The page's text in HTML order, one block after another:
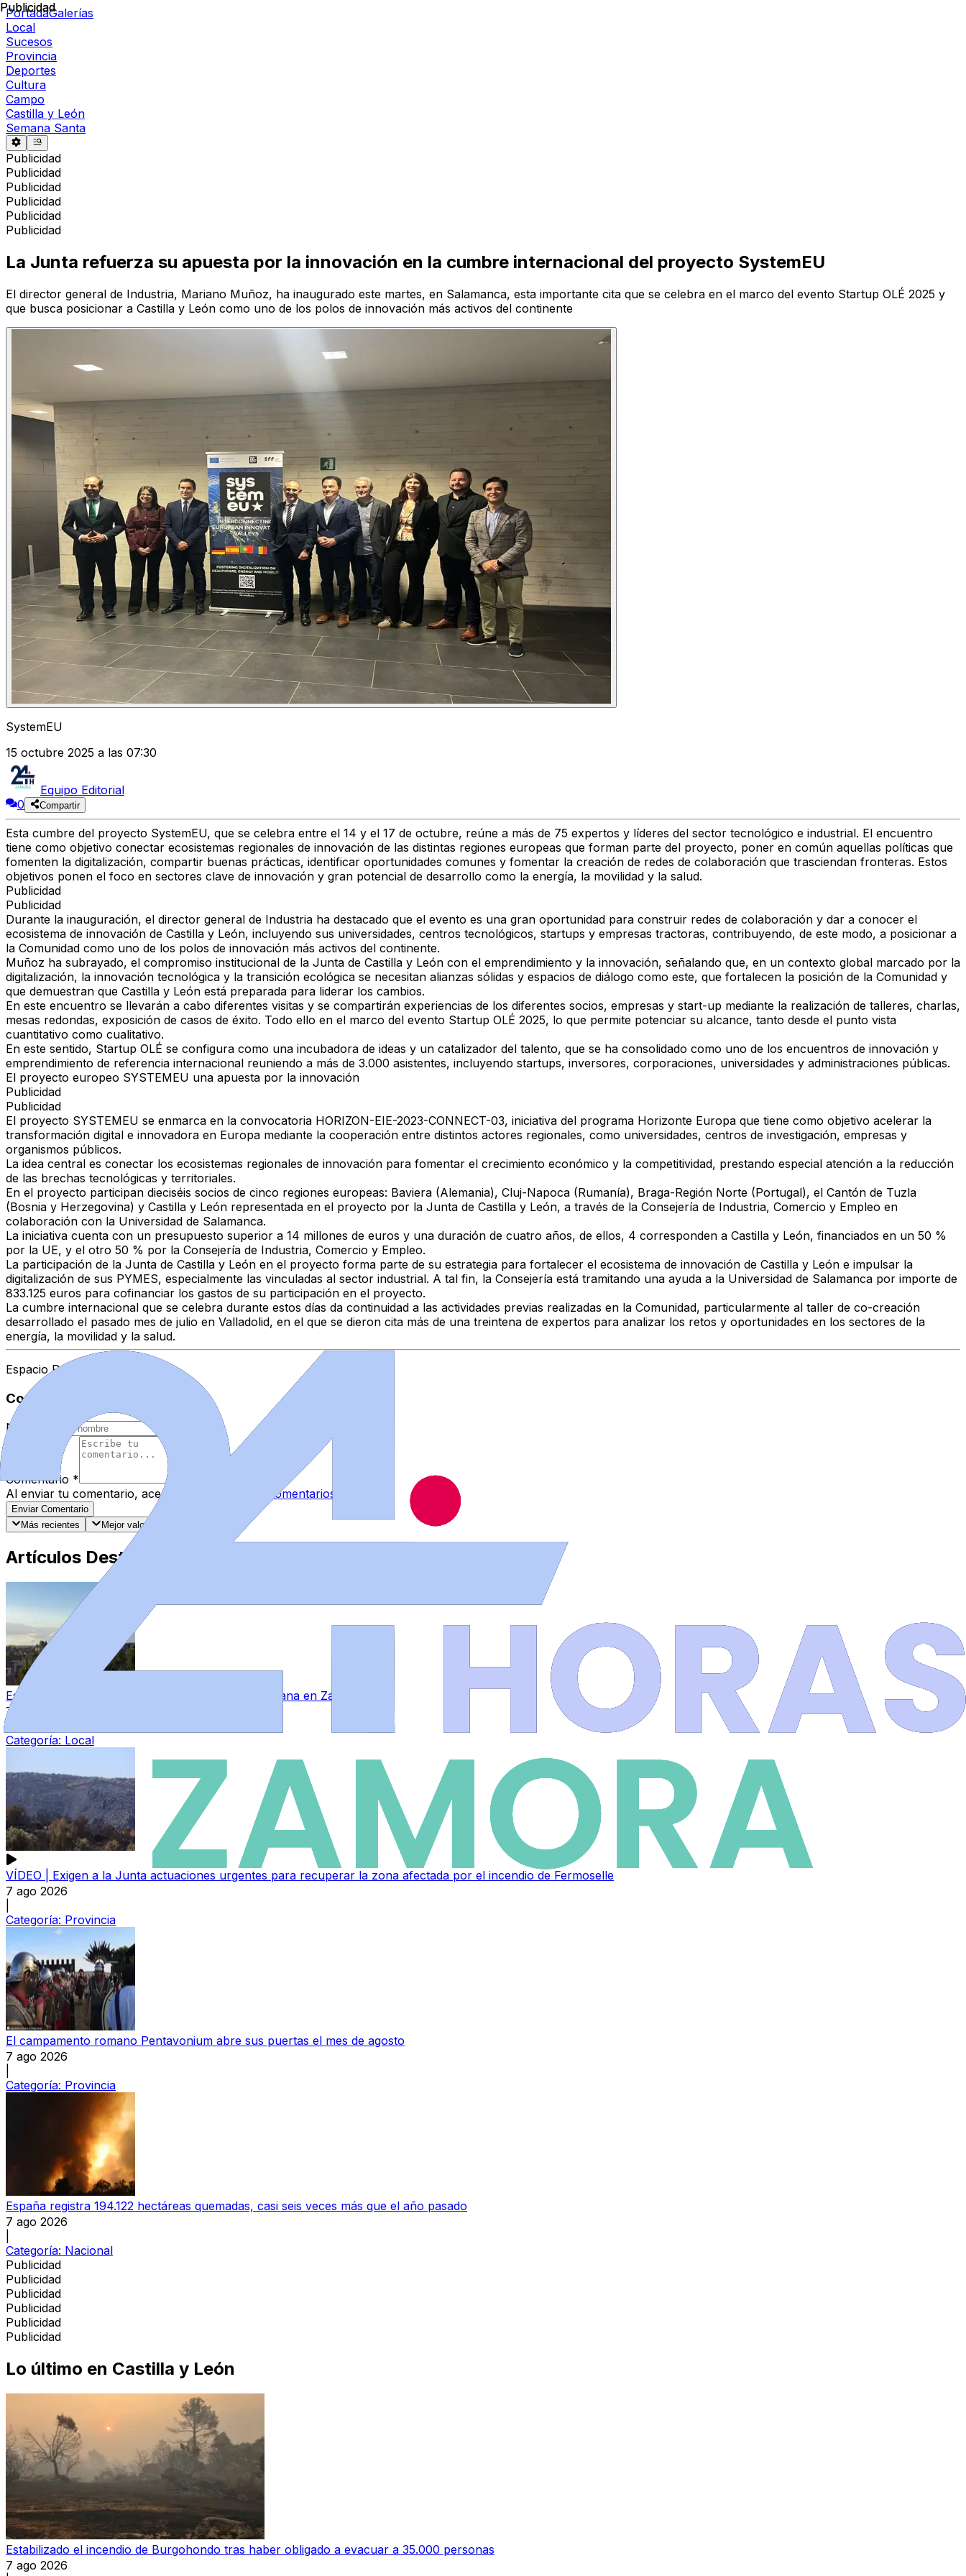
PortadaGalerías
Local
Sucesos
Provincia
Deportes
Cultura
Campo
Castilla y León
Semana Santa
Publicidad
Publicidad
Publicidad
Publicidad
Publicidad
Publicidad
Publicidad
La Junta refuerza su apuesta por la innovación en la cumbre internacional del proyecto SystemEU
El director general de Industria, Mariano Muñoz, ha inaugurado este martes, en Salamanca, esta importante cita que se celebra en el marco del evento Startup OLÉ 2025 y
que busca posicionar a Castilla y León como uno de los polos de innovación más activos del continente
SystemEU
15 octubre 2025 a las 07:30
Equipo Editorial
0
Compartir
Esta cumbre del proyecto SystemEU, que se celebra entre el 14 y el 17 de octubre, reúne a más de 75 expertos y líderes del sector tecnológico e industrial. El encuentro
tiene como objetivo conectar ecosistemas regionales de innovación de las distintas regiones europeas que forman parte del proyecto, poner en común aquellas políticas que
fomenten la digitalización, compartir buenas prácticas, identificar oportunidades comunes y fomentar la creación de redes de colaboración que trasciendan fronteras. Estos
objetivos ponen el foco en sectores clave de innovación y gran potencial de desarrollo como la energía, la movilidad y la salud.
Publicidad
Publicidad
Durante la inauguración, el director general de Industria ha destacado que el evento es una gran oportunidad para construir redes de colaboración y dar a conocer el
ecosistema de innovación de Castilla y León, incluyendo sus universidades, centros tecnológicos, startups y empresas tractoras, contribuyendo, de este modo, a posicionar a
la Comunidad como uno de los polos de innovación más activos del continente.
Muñoz ha subrayado, el compromiso institucional de la Junta de Castilla y León con el emprendimiento y la innovación, señalando que, en un contexto global marcado por la
digitalización, la innovación tecnológica y la transición ecológica se necesitan alianzas sólidas y espacios de diálogo como este, que fortalecen la posición de la Comunidad y
que demuestran que Castilla y León está preparada para liderar los cambios.
En este encuentro se llevarán a cabo diferentes visitas y se compartirán experiencias de los diferentes socios, empresas y start-up mediante la realización de talleres, charlas,
mesas redondas, exposición de casos de éxito. Todo ello en el marco del evento Startup OLÉ 2025, lo que permite potenciar su alcance, tanto desde el punto vista
cuantitativo como cualitativo.
En este sentido, Startup OLÉ se configura como una incubadora de ideas y un catalizador del talento, que se ha consolidado como uno de los encuentros de innovación y
emprendimiento de referencia internacional reuniendo a más de 3.000 asistentes, incluyendo startups, inversores, corporaciones, universidades y administraciones públicas.
El proyecto europeo SYSTEMEU una apuesta por la innovación
Publicidad
Publicidad
El proyecto SYSTEMEU se enmarca en la convocatoria HORIZON-EIE-2023-CONNECT-03, iniciativa del programa Horizonte Europa que tiene como objetivo acelerar la
transformación digital e innovadora en Europa mediante la cooperación entre distintos actores regionales, como universidades, centros de investigación, empresas y
organismos públicos.
La idea central es conectar los ecosistemas regionales de innovación para fomentar el crecimiento económico y la competitividad, prestando especial atención a la reducción
de las brechas tecnológicas y territoriales.
En el proyecto participan dieciséis socios de cinco regiones europeas: Baviera (Alemania), Cluj-Napoca (Rumanía), Braga-Región Norte (Portugal), el Cantón de Tuzla
(Bosnia y Herzegovina) y Castilla y León representada en el proyecto por la Junta de Castilla y León, a través de la Consejería de Industria, Comercio y Empleo en
colaboración con la Universidad de Salamanca.
La iniciativa cuenta con un presupuesto superior a 14 millones de euros y una duración de cuatro años, de ellos, 4 corresponden a Castilla y León, financiados en un 50 %
por la UE, y el otro 50 % por la Consejería de Industria, Comercio y Empleo.
La participación de la Junta de Castilla y León en el proyecto forma parte de su estrategia para fortalecer el ecosistema de innovación de Castilla y León e impulsar la
digitalización de sus PYMES, especialmente las vinculadas al sector industrial. A tal fin, la Consejería está tramitando una ayuda a la Universidad de Salamanca por importe de
833.125 euros para cofinanciar los gastos de su participación en el proyecto.
La cumbre internacional que se celebra durante estos días da continuidad a las actividades previas realizadas en la Comunidad, particularmente al taller de co-creación
desarrollado el pasado mes de julio en Valladolid, en el que se dieron cita más de una treintena de expertos para analizar los retos y oportunidades en los sectores de la
energía, la movilidad y la salud.
Espacio Patrocinado
Comentarios
Nombre
Comentario *
Al enviar tu comentario, aceptas las
normas de comentarios
Enviar Comentario
Más recientes
Mejor valorados
Artículos Destacados
Este es el tiempo que se espera para el fin de semana en Zamora
7 ago 2026
Categoría: Local
VÍDEO | Exigen a la Junta actuaciones urgentes para recuperar la zona afectada por el incendio de Fermoselle
7 ago 2026
Categoría: Provincia
El campamento romano Pentavonium abre sus puertas el mes de agosto
7 ago 2026
Categoría: Provincia
España registra 194.122 hectáreas quemadas, casi seis veces más que el año pasado
7 ago 2026
Categoría: Nacional
Publicidad
Publicidad
Publicidad
Publicidad
Publicidad
Publicidad
Lo último en Castilla y León
Estabilizado el incendio de Burgohondo tras haber obligado a evacuar a 35.000 personas
7 ago 2026
Publicidad